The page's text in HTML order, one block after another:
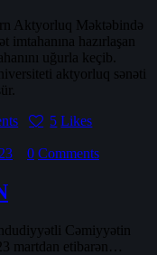
Aktyorluq Məktəbində
hazırlaşan
uğurla keçib.
aktyorluq sənəti
5 Likes
0 Comments
Cəmiyyətin
martdan etibarən…